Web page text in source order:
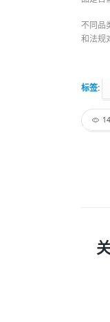
不同品
和法规
标签: